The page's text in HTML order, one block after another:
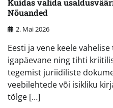
Kuidas valida
Nõuanded
2. Mai 2026
Eesti ja vene keele
igapäevane ning tihti
tegemist juriidiliste
veebilehtede või isikliku
tõlge […]